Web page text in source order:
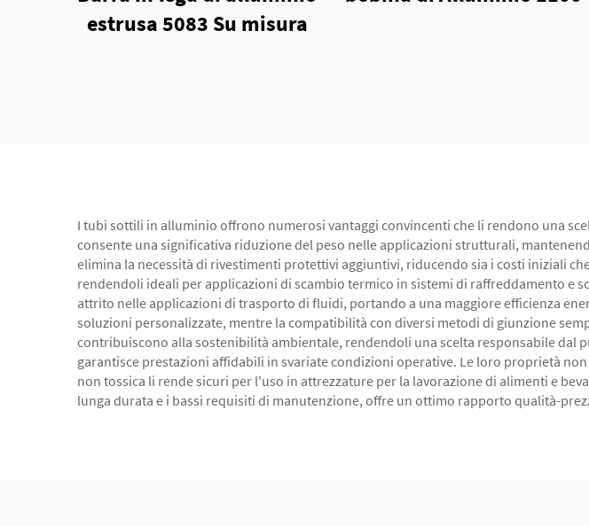
estrusa 5083 Su misura
I tubi sottili in alluminio offrono numerosi vantaggi convincenti che li rendono una
consente una significativa riduzione del peso nelle applicazioni strutturali,
elimina la necessità di rivestimenti protettivi aggiuntivi, riducendo sia i costi iniziali
rendendoli ideali per applicazioni di scambio termico in sistemi di raffreddamento e
attrito nelle applicazioni di trasporto di fluidi, portando a una maggiore efficienza
soluzioni personalizzate, mentre la compatibilità con diversi metodi di giunzione
contribuiscono alla sostenibilità ambientale, rendendoli una scelta responsabile dal
garantisce prestazioni affidabili in svariate condizioni operative. Le loro proprietà
non tossica li rende sicuri per l'uso in attrezzature per la lavorazione di alimenti e
lunga durata e i bassi requisiti di manutenzione, offre un ottimo rapporto qualità-